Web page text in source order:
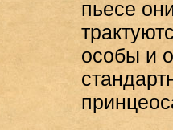
пьесе
особы и